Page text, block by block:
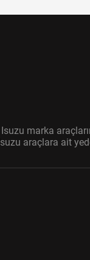
marka
araçlara ait